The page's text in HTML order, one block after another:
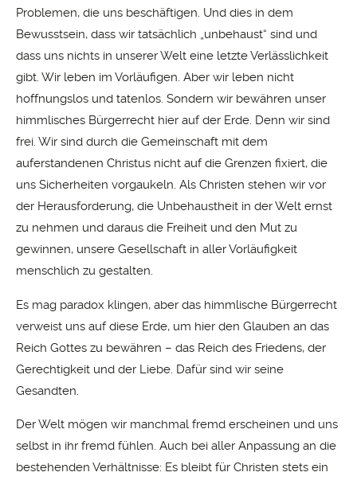
Problemen, die uns beschäftigen. Und dies in dem
Bewusstsein, dass wir tatsächlich „unbehaust“ sind und
dass uns nichts in unserer Welt eine letzte Verlässlichkeit
gibt. Wir leben im Vorläufigen. Aber wir leben nicht
hoffnungslos und tatenlos. Sondern wir bewähren unser
himmlisches Bürgerrecht hier auf der Erde. Denn wir sind
frei. Wir sind durch die Gemeinschaft mit dem
auferstandenen Christus nicht auf die Grenzen fixiert, die
uns Sicherheiten vorgaukeln. Als Christen stehen wir vor
der Herausforderung, die Unbehaustheit in der Welt ernst
zu nehmen und daraus die Freiheit und den Mut zu
gewinnen, unsere Gesellschaft in aller Vorläufigkeit
menschlich zu gestalten.
Es mag paradox klingen, aber das himmlische Bürgerrecht
verweist uns auf diese Erde, um hier den Glauben an das
Reich Gottes zu bewähren – das Reich des Friedens, der
Gerechtigkeit und der Liebe. Dafür sind wir seine
Gesandten.
Der Welt mögen wir manchmal fremd erscheinen und uns
selbst in ihr fremd fühlen. Auch bei aller Anpassung an die
bestehenden Verhältnisse: Es bleibt für Christen stets ein